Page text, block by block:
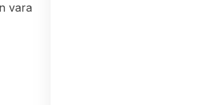
vara